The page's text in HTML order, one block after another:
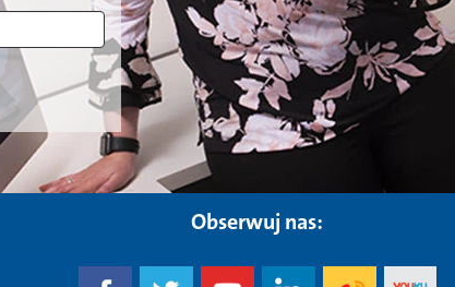
Obserwuj nas: